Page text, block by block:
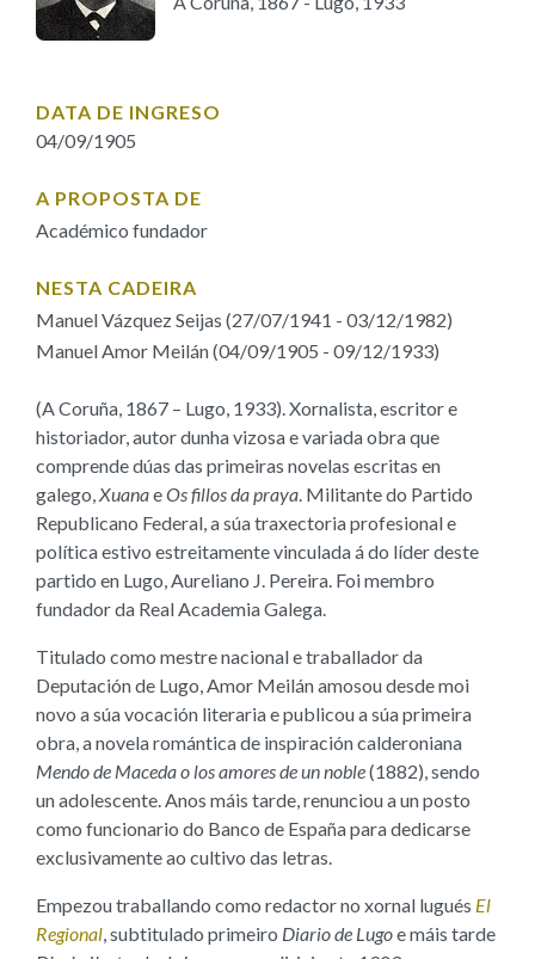
IDENTIDADE CORPORATIVA
Facebook
TwitterYoutubeInstagram
DATA DE INGRESO
04/09/1905
A PROPOSTA DE
Académico fundador
NESTA CADEIRA
Manuel Vázquez Seijas (27/07/1941 - 03/12/1982)
Manuel Amor Meilán (04/09/1905 - 09/12/1933)
(A Coruña, 1867 – Lugo, 1933). Xornalista, escritor e
historiador, autor dunha vizosa e variada obra que
comprende dúas das primeiras novelas escritas en
galego,XuanaeOs fillos da praya. Militante do Partido
Republicano Federal, a súa traxectoria profesional e
política estivo estreitamente vinculada á do líder deste
partido en Lugo, Aureliano J. Pereira. Foi membro
fundador da Real Academia Galega.
Titulado como mestre nacional e traballador da
Deputación de Lugo, Amor Meilán amosou desde moi
novo a súa vocación literaria e publicou a súa primeira
obra, a novela romántica de inspiración calderoniana
Mendo de Maceda o los amores de un noble(1882), sendo
un adolescente. Anos máis tarde, renunciou a un posto
como funcionario do Banco de España para dedicarse
exclusivamente ao cultivo das letras.
Empezou traballando como redactor no xornal lugués El
Regional, subtitulado primeiro Diario de Lugoe máis tarde